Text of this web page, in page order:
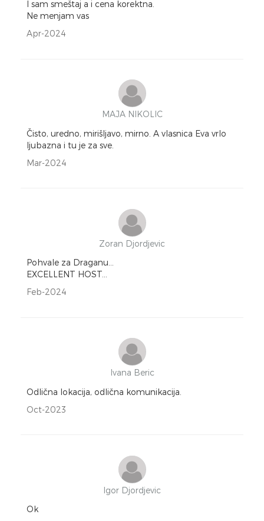
I sam smeštaj a i cena korektna.
Ne menjam vas
Apr-2024
MAJA NIKOLIC
Čisto, uredno, mirišljavo, mirno. A vlasnica Eva vrlo
ljubazna i tu je za sve.
Mar-2024
Zoran Djordjevic
Pohvale za Draganu...
EXCELLENT HOST...
Feb-2024
Ivana Beric
Odlična lokacija, odlična komunikacija.
Oct-2023
Igor Djordjevic
Ok